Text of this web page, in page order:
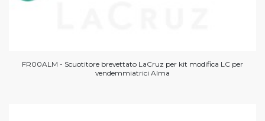
FR00ALM - Scuotitore brevettato LaCruz per kit modifica LC per
vendemmiatrici Alma